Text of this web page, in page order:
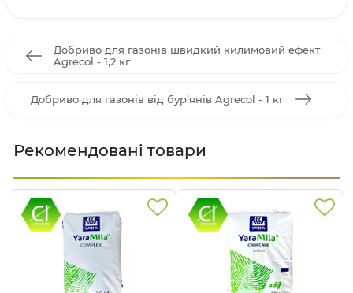
Добриво для газонів швидкий килимовий ефект
Agrecol - 1,2 кг
Добриво для газонів від бур’янів Agrecol - 1 кг
Рекомендовані товари